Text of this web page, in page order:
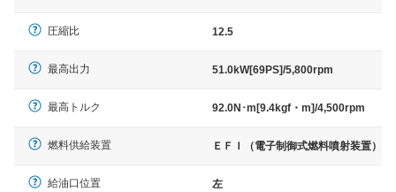
圧縮比 12.5
最高出力 51.0kW[69PS]/5,800rpm
最高トルク 92.0N･m[9.4kgf・m]/4,500rpm
燃料供給装置 ＥＦＩ（電子制御式燃料噴射装置）
給油口位置 左